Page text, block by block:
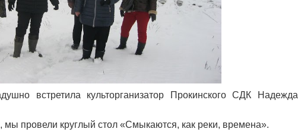
встретила культорганизатор Прокинского СДК Надежда
провели круглый стол «Смыкаются, как реки, времена».